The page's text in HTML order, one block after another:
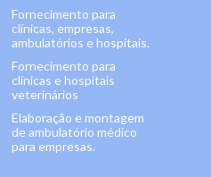
Fornecimento para
clínicas, empresas,
ambulatórios e hospitais.
Fornecimento para
clínicas e hospitais
veterinários
Elaboração e montagem
de ambulatório médico
para empresas.